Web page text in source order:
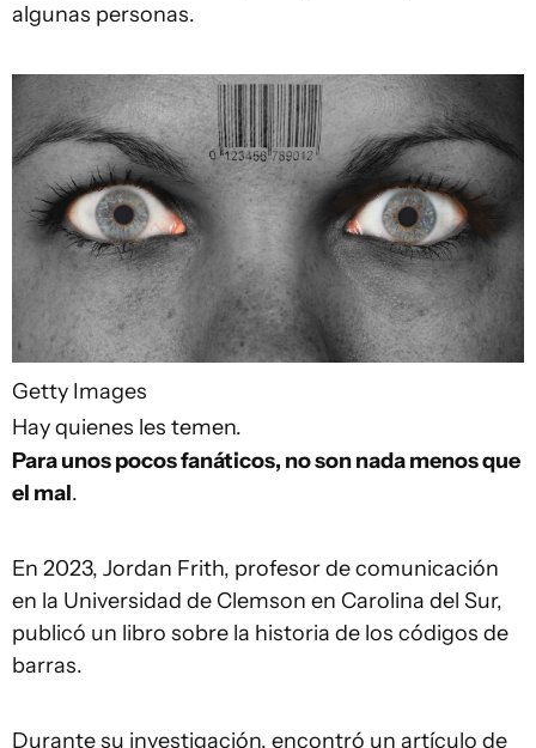
algunas personas.
Getty Images
Hay quienes les temen.
Para unos pocos fanáticos, no son nada menos que
el mal.
En 2023, Jordan Frith, profesor de comunicación
en la Universidad de Clemson en Carolina del Sur,
publicó un libro sobre la historia de los códigos de
barras.
Durante su investigación, encontró un artículo de